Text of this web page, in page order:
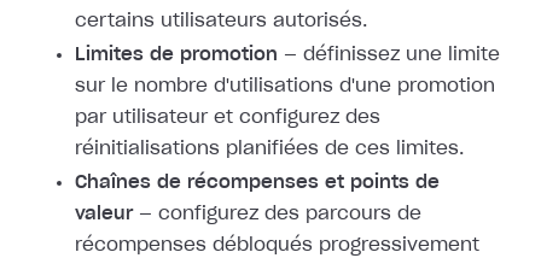
certains utilisateurs autorisés.
Limites de promotion — définissez une limite
sur le nombre d'utilisations d'une promotion
par utilisateur et configurez des
réinitialisations planifiées de ces limites.
Chaînes de récompenses et points de
valeur— configurez des parcours de
récompenses débloqués progressivement